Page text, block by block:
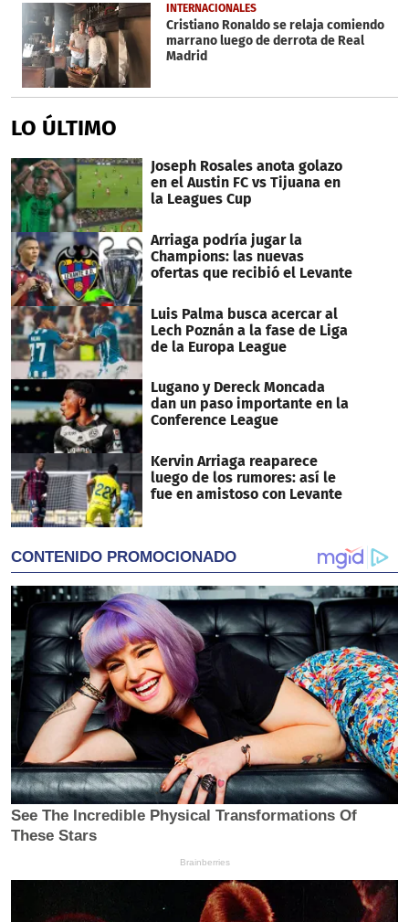
INTERNACIONALES
Cristiano Ronaldo se relaja comiendo
marrano luego de derrota de Real
Madrid
LO ÚLTIMO
Joseph Rosales anota golazo
en el Austin FC vs Tijuana en
la Leagues Cup
Arriaga podría jugar la
Champions: las nuevas
ofertas que recibió el Levante
Luis Palma busca acercar al
Lech Poznán a la fase de Liga
de la Europa League
Lugano y Dereck Moncada
dan un paso importante en la
Conference League
Kervin Arriaga reaparece
luego de los rumores: así le
fue en amistoso con Levante